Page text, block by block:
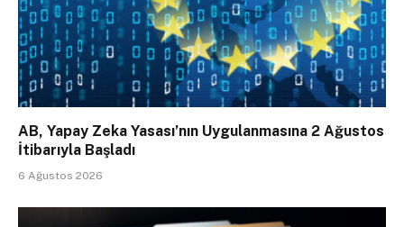
AB, Yapay Zeka Yasası’nın Uygulanmasına 2 Ağustos
İtibarıyla Başladı
6 Ağustos 2026